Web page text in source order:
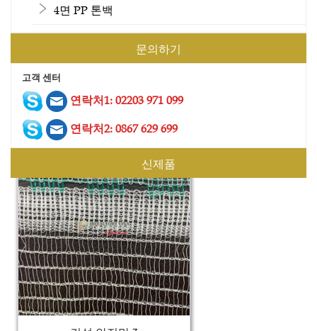
4면 PP 톤백
문의하기
고객 센터
연락처1: 02203 971 099
연락처2: 0867 629 699
신제품